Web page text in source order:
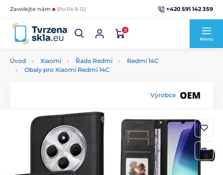
Zavolejte nám (Po-Pá 9-12) +420 591 142 359
0
Menu
Úvod Xiaomi Řada Redmi
Redmi 14C
Obaly pro Xiaomi Redmi 14C
Výrobce